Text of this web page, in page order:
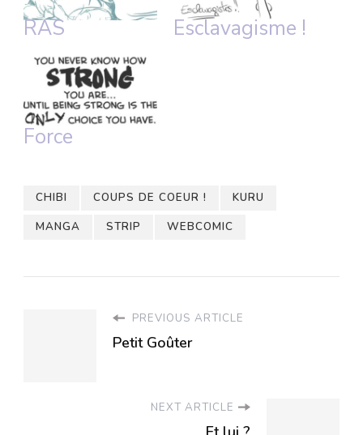
RAS Esclavagisme !
Force
CHIBI COUPS DE COEUR !
KURU
MANGA
STRIP WEBCOMIC
PREVIOUS ARTICLE
Petit Goûter
NEXT ARTICLE